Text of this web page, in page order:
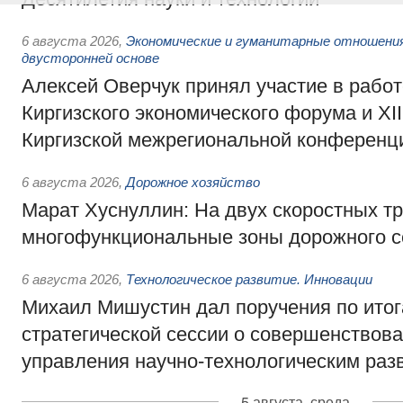
6 августа 2026, Экономические и гуманитарные
двусторонней основе
Алексей Оверчук принял участие в
Киргизского экономического форума и
Киргизской межрегиональной
6 августа 2026, Дорожное хозяйство
Марат Хуснуллин: На двух скоростных
многофункциональные зоны дорожного
6 августа 2026, Технологическое развитие. Инновации
Михаил Мишустин дал поручения по
стратегической сессии о
управления научно-технологическим